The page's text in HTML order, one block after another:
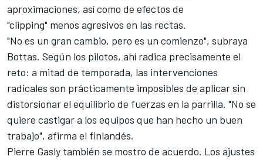
aproximaciones, así como de efectos de
"clipping" menos agresivos en las rectas.
"No es un gran cambio, pero es un comienzo", subraya
Bottas. Según los pilotos, ahí radica precisamente el
reto: a mitad de temporada, las intervenciones
radicales son prácticamente imposibles de aplicar sin
distorsionar el equilibrio de fuerzas en la parrilla. "No se
quiere castigar a los equipos que han hecho un buen
trabajo", afirma el finlandés.
Pierre Gasly también se mostro de acuerdo. Los ajustes